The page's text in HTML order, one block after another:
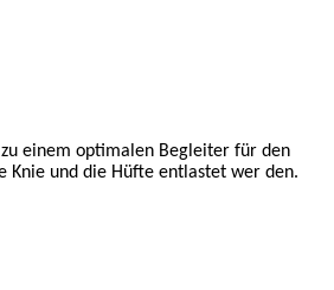
einem optimalen Begleiter für den
Knie und die Hüfte entlastet wer den.